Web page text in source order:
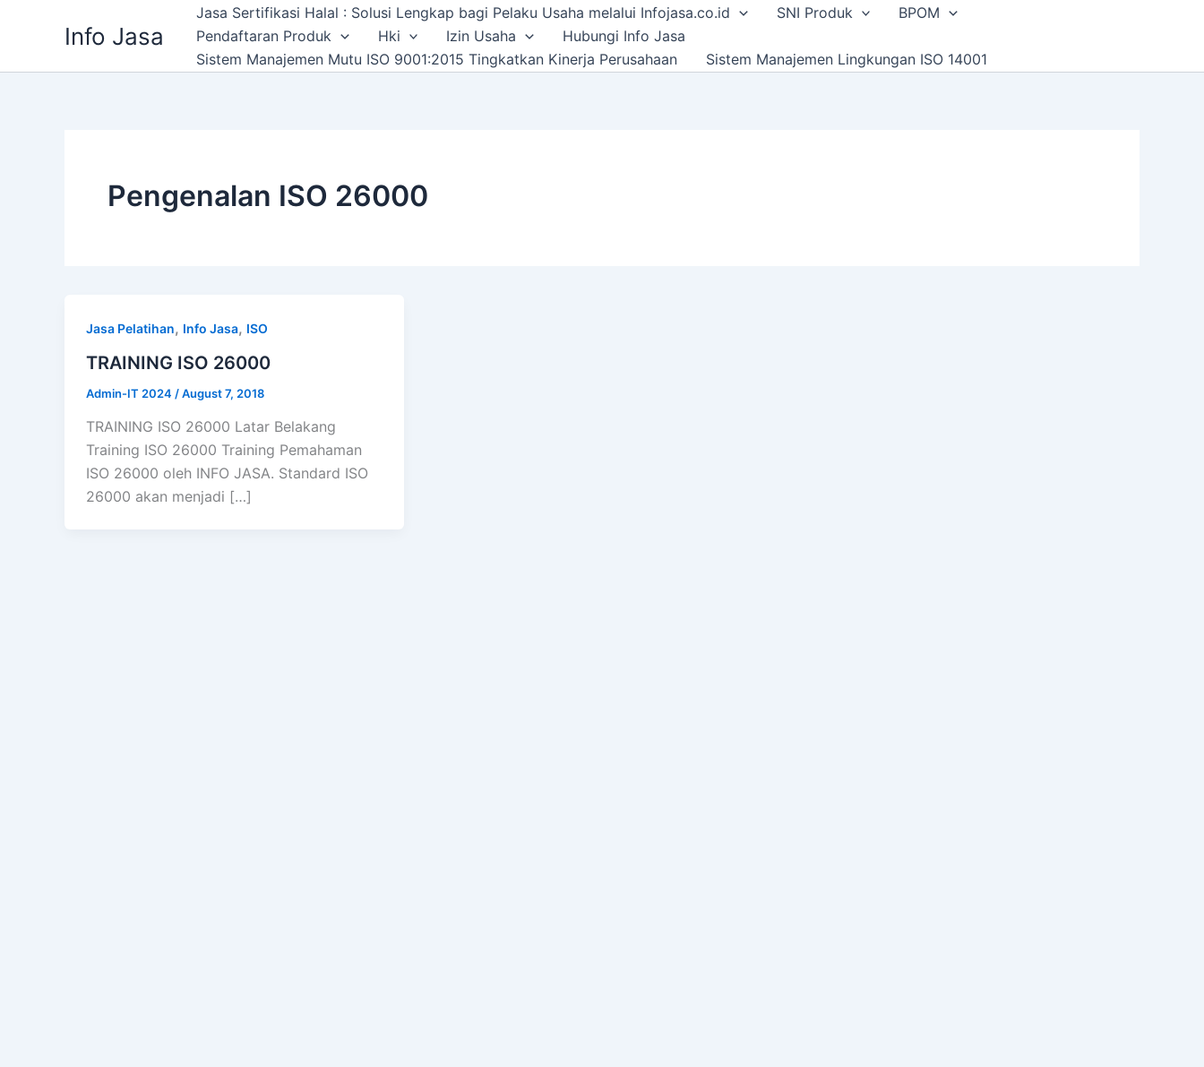
Info Jasa
Jasa Sertifikasi Halal : Solusi Lengkap bagi Pelaku Usaha melalui Infojasa.co.id SNI Produk
BPOM
Pendaftaran Produk
Hki Izin Usaha
Hubungi Info Jasa
Sistem Manajemen Mutu ISO 9001:2015 Tingkatkan Kinerja Perusahaan
Sistem Manajemen Lingkungan ISO 14001
Pengenalan ISO 26000
Jasa Pelatihan, Info Jasa, ISO
TRAINING ISO 26000
Admin-IT 2024 /August 7, 2018
TRAINING ISO 26000 Latar Belakang
Training ISO 26000 Training Pemahaman
ISO 26000 oleh INFO JASA. Standard ISO
26000 akan menjadi […]